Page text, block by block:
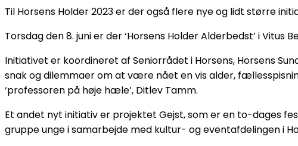
Til Horsens Holder 2023 er der også flere nye og lidt større
Torsdag den 8. juni er der ‘Horsens Holder Alderbedst’ i
Initiativet er koordineret af Seniorrådet i Horsens, Horsens
snak og dilemmaer om at være nået en vis alder,
‘professoren på høje hæle’, Ditlev Tamm.
Et andet nyt initiativ er projektet Gejst, som er en to-dages
gruppe unge i samarbejde med kultur- og eventafdelingen i